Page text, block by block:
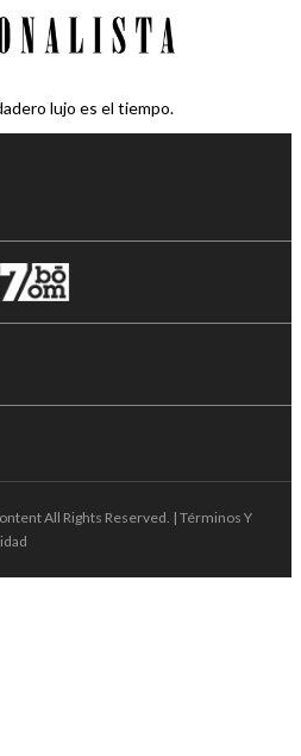
lujo es el tiempo.
All Rights Reserved. | Términos Y